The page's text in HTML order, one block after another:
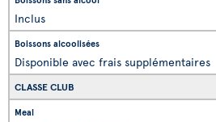
Inclus
Disponible avec frais supplémentaires
CLASSE CLUB